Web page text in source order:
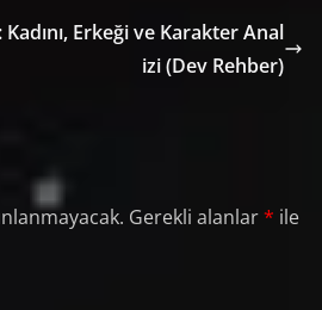
Erkeği ve Karakter Anal
izi (Dev Rehber)
Gerekli alanlar* ile